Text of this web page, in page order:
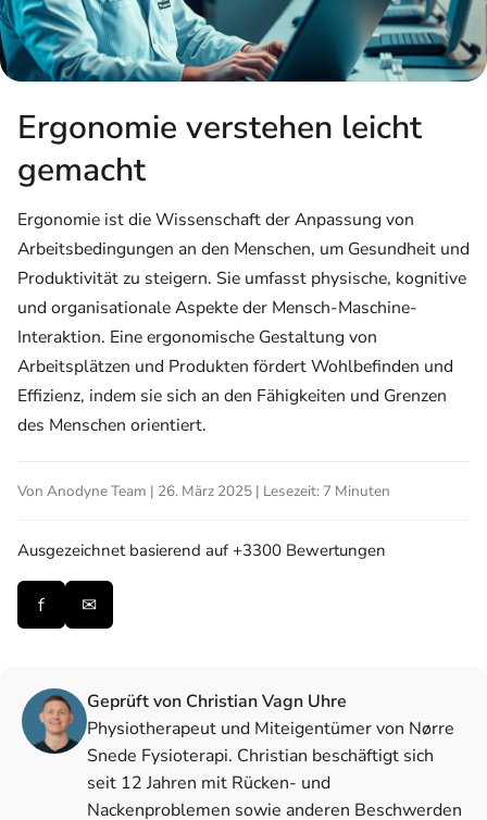
Ergonomie verstehen leicht
gemacht
Ergonomie ist die Wissenschaft der Anpassung von
Arbeitsbedingungen an den Menschen, um Gesundheit und
Produktivität zu steigern. Sie umfasst physische, kognitive
und organisationale Aspekte der Mensch-Maschine-
Interaktion. Eine ergonomische Gestaltung von
Arbeitsplätzen und Produkten fördert Wohlbefinden und
Effizienz, indem sie sich an den Fähigkeiten und Grenzen
des Menschen orientiert.
Von Anodyne Team | 26. März 2025 | Lesezeit: 7 Minuten
Ausgezeichnet basierend auf +3300 Bewertungen
f ✉
Geprüft von Christian Vagn Uhre
Physiotherapeut und Miteigentümer von Nørre
Snede Fysioterapi. Christian beschäftigt sich
seit 12 Jahren mit Rücken- und
Nackenproblemen sowie anderen Beschwerden